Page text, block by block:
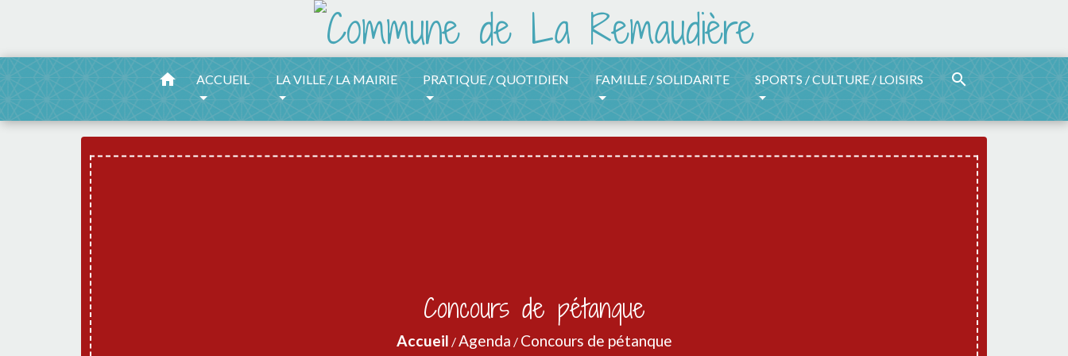
home ACCUEIL LA VILLE / LA MAIRIE PRATIQUE / QUOTIDIEN FAMILLE / SOLIDARITE SPORTS / CULTURE / LOISIRS search
Concours de pétanque
Accueil /Agenda / Concours de pétanque